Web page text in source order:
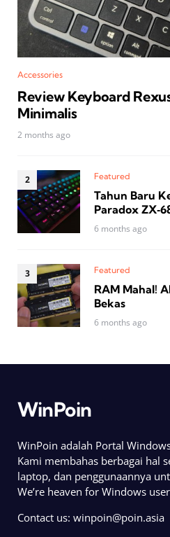
Accessories
Review Keyboard
Minimalis
2 months ago
Featured
Tahun Baru
Paradox
6 months ago
Featured
RAM Mahal!
Bekas
6 months ago
WinPoin
WinPoin adalah Portal
Kami membahas berbagai hal
laptop, dan penggunaannya
We’re heaven for Windows
Contact us: winpoin@poin.asia